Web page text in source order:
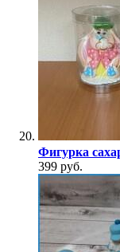
Фигурка
399 руб.